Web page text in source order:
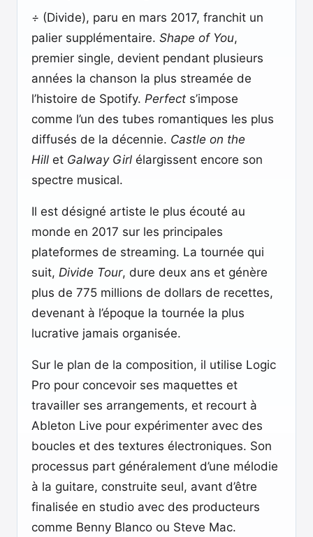
÷ (Divide), paru en mars 2017, franchit un
palier supplémentaire. Shape of You,
premier single, devient pendant plusieurs
années la chanson la plus streamée de
l’histoire de Spotify. Perfect s’impose
comme l’un des tubes romantiques les plus
diffusés de la décennie. Castle on the
Hill et Galway Girl élargissent encore son
spectre musical.
Il est désigné artiste le plus écouté au
monde en 2017 sur les principales
plateformes de streaming. La tournée qui
suit, Divide Tour, dure deux ans et génère
plus de 775 millions de dollars de recettes,
devenant à l’époque la tournée la plus
lucrative jamais organisée.
Sur le plan de la composition, il utilise Logic
Pro pour concevoir ses maquettes et
travailler ses arrangements, et recourt à
Ableton Live pour expérimenter avec des
boucles et des textures électroniques. Son
processus part généralement d’une mélodie
à la guitare, construite seul, avant d’être
finalisée en studio avec des producteurs
comme Benny Blanco ou Steve Mac.